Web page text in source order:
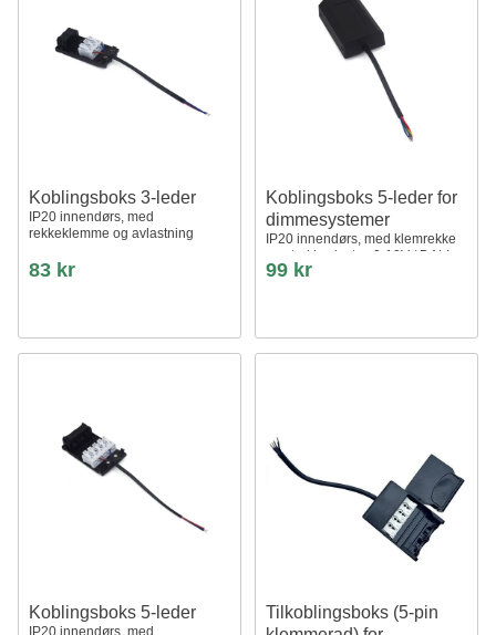
Koblingsboks 3-leder
IP20 innendørs, med
rekkeklemme og avlastning
83 kr
Koblingsboks 5-leder for
dimmesystemer
IP20 innendørs, med klemrekke
og strekkavlaster, 0-10V / DALI
99 kr
Koblingsboks 5-leder
IP20 innendørs, med
Tilkoblingsboks (5-pin